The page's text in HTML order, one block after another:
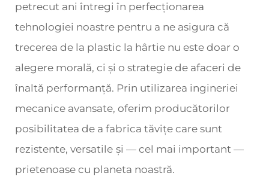
petrecut ani întregi în perfecționarea
tehnologiei noastre pentru a ne asigura că
trecerea de la plastic la hârtie nu este doar o
alegere morală, ci și o strategie de afaceri de
înaltă performanță. Prin utilizarea ingineriei
mecanice avansate, oferim producătorilor
posibilitatea de a fabrica tăvițe care sunt
rezistente, versatilе și — cel mai important —
prietenoase cu planeta noastră.